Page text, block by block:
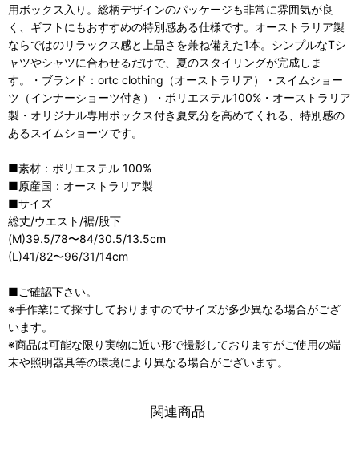
用ボックス入り。総柄デザインのパッケージも非常に雰囲気が良
く、ギフトにもおすすめの特別感ある仕様です。オーストラリア製
ならではのリラックス感と上品さを兼ね備えた1本。シンプルなTシ
ャツやシャツに合わせるだけで、夏のスタイリングが完成しま
す。・ブランド：ortc clothing（オーストラリア）・スイムショー
ツ（インナーショーツ付き）・ポリエステル100%・オーストラリア
製・オリジナル専用ボックス付き夏気分を高めてくれる、特別感の
あるスイムショーツです。
■素材：ポリエステル 100%
■原産国：オーストラリア製
■サイズ
総丈/ウエスト/裾/股下
(M)39.5/78〜84/30.5/13.5cm
(L)41/82〜96/31/14cm
■ご確認下さい。
※手作業にて採寸しておりますのでサイズが多少異なる場合がござ
います。
※商品は可能な限り実物に近い形で撮影しておりますがご使用の端
末や照明器具等の環境により異なる場合がございます。
関連商品